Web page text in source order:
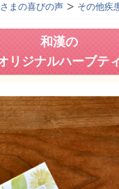
まの喜びの声 その他疾
和漢の
リジナルハーブテ